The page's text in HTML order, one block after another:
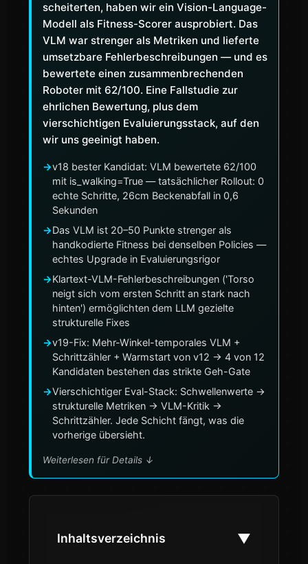
scheiterten, haben wir ein Vision-Language-
Modell als Fitness-Scorer ausprobiert. Das
VLM war strenger als Metriken und lieferte
umsetzbare Fehlerbeschreibungen — und es
bewertete einen zusammenbrechenden
Roboter mit 62/100. Eine Fallstudie zur
ehrlichen Bewertung, plus dem
vierschichtigen Evaluierungsstack, auf den
wir uns geeinigt haben.
→v18 bester Kandidat: VLM bewertete 62/100
mit is_walking=True — tatsächlicher Rollout: 0
echte Schritte, 26cm Beckenabfall in 0,6
Sekunden
→Das VLM ist 20–50 Punkte strenger als
handkodierte Fitness bei denselben Policies —
echtes Upgrade in Evaluierungsrigor
→Klartext-VLM-Fehlerbeschreibungen ('Torso
neigt sich vom ersten Schritt an stark nach
hinten') ermöglichten dem LLM gezielte
strukturelle Fixes
→v19-Fix: Mehr-Winkel-temporales VLM +
Schrittzähler + Warmstart von v12 → 4 von 12
Kandidaten bestehen das strikte Geh-Gate
→Vierschichtiger Eval-Stack: Schwellenwerte →
strukturelle Metriken → VLM-Kritik →
Schrittzähler. Jede Schicht fängt, was die
vorherige übersieht.
Weiterlesen für Details ↓
Inhaltsverzeichnis ▼